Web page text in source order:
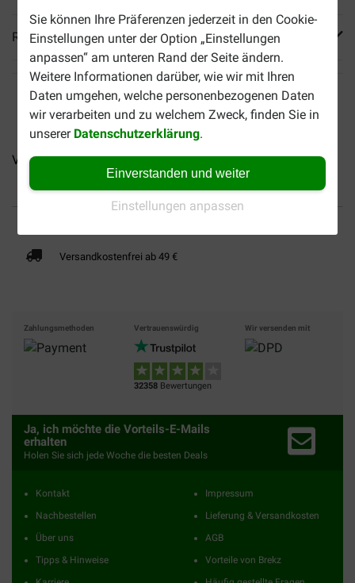
Sie können Ihre Präferenzen jederzeit in den Cookie-
Einstellungen unter der Option „Einstellungen
anpassen“ am unteren Rand der Seite ändern.
Weitere Informationen darüber, wie wir mit Ihren
Daten umgehen, welche personenbezogenen Daten
wir verarbeiten und zu welchem Zweck, finden Sie in
unserer Datenschutzerklärung.
Einverstanden und weiter
Einstellungen anpassen
Reviews
Versele-Laga Complete... Versele-Laga Complete Cuni...
Versandkostenfrei ab 49 €
Zahlungsmethoden Vertrauenswürdig
32358 Bewertungen
Wir versenden mit
Ja, ich möchte die Vorteils-E-Mails
erhalten
Holen Sie sich jede Woche die besten Deals
Kontakt
Nachbestellen
Über uns
Tipps & Hinweise
Impressum
Lieferung & Versandkosten
AGB
Vorteile von Brekz